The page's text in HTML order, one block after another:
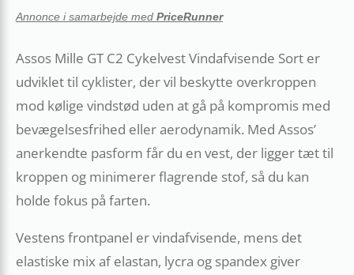
Annonce i samarbejde med PriceRunner
Assos Mille GT C2 Cykelvest Vindafvisende Sort er
udviklet til cyklister, der vil beskytte overkroppen
mod kølige vindstød uden at gå på kompromis med
bevægelsesfrihed eller aerodynamik. Med Assos’
anerkendte pasform får du en vest, der ligger tæt til
kroppen og minimerer flagrende stof, så du kan
holde fokus på farten.
Vestens frontpanel er vindafvisende, mens det
elastiske mix af elastan, lycra og spandex giver